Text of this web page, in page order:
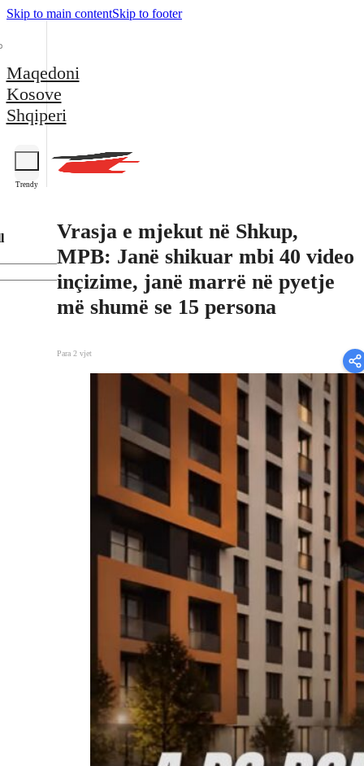
Skip to main contentSkip to footer
Maqedoni
Kosove
Shqiperi
Trendy
Vrasja e mjekut në Shkup,
MPB: Janë shikuar mbi 40 video
inçizime, janë marrë në pyetje
më shumë se 15 persona
Para 2 vjet